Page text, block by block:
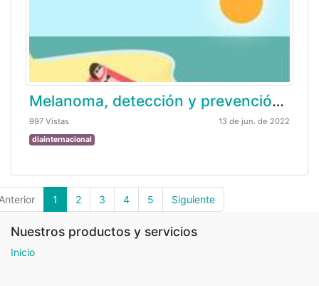
Melanoma, detección y prevención del cáncer de piel
997 Vistas 13 de jun. de 2022
diainternacional
1 2 3 4 5 Siguiente
Nuestros productos y servicios
Inicio